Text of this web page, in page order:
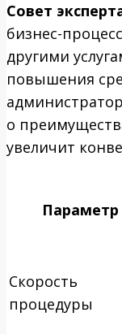
Совет
бизнес-
другими
повышения
о
увеличит
Параметр
Скорость
процедуры